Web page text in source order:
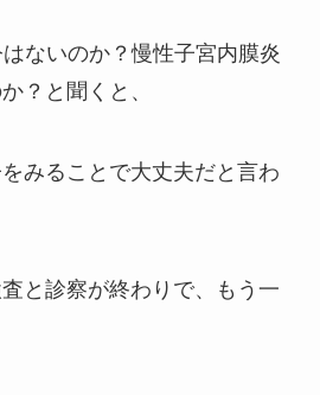
ないのか？慢性子宮内膜炎
？と聞くと、
みることで大丈夫だと言わ
と診察が終わりで、もう一